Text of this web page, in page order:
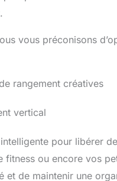
vous préconisons
rangement créatives
vertical
pour libérer
ou encore vos
et de maintenir une